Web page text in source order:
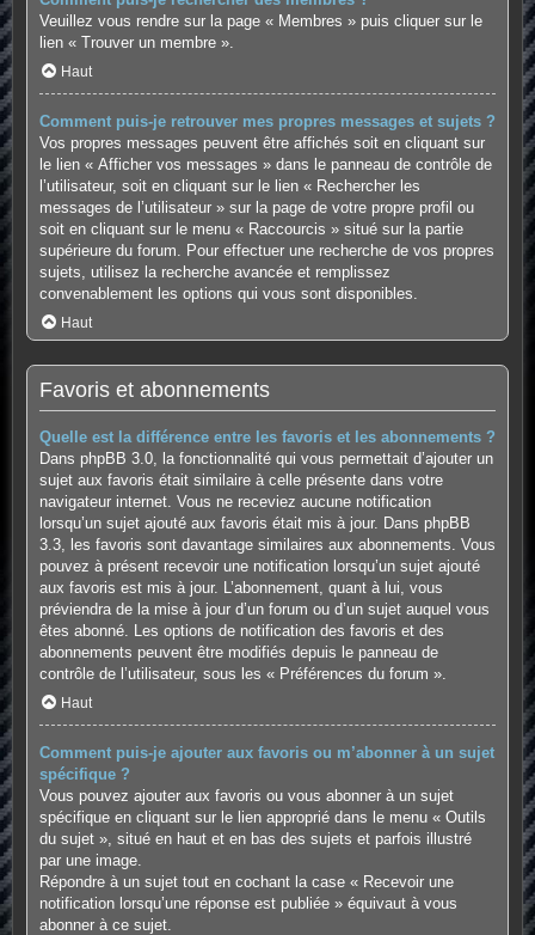
Veuillez vous rendre sur la page « Membres » puis cliquer sur le
lien « Trouver un membre ».
Haut
Comment puis-je retrouver mes propres messages et sujets ?
Vos propres messages peuvent être affichés soit en cliquant sur
le lien « Afficher vos messages » dans le panneau de contrôle de
l’utilisateur, soit en cliquant sur le lien « Rechercher les
messages de l’utilisateur » sur la page de votre propre profil ou
soit en cliquant sur le menu « Raccourcis » situé sur la partie
supérieure du forum. Pour effectuer une recherche de vos propres
sujets, utilisez la recherche avancée et remplissez
convenablement les options qui vous sont disponibles.
Haut
Favoris et abonnements
Quelle est la différence entre les favoris et les abonnements ?
Dans phpBB 3.0, la fonctionnalité qui vous permettait d’ajouter un
sujet aux favoris était similaire à celle présente dans votre
navigateur internet. Vous ne receviez aucune notification
lorsqu’un sujet ajouté aux favoris était mis à jour. Dans phpBB
3.3, les favoris sont davantage similaires aux abonnements. Vous
pouvez à présent recevoir une notification lorsqu’un sujet ajouté
aux favoris est mis à jour. L’abonnement, quant à lui, vous
préviendra de la mise à jour d’un forum ou d’un sujet auquel vous
êtes abonné. Les options de notification des favoris et des
abonnements peuvent être modifiés depuis le panneau de
contrôle de l’utilisateur, sous les « Préférences du forum ».
Haut
Comment puis-je ajouter aux favoris ou m’abonner à un sujet
spécifique ?
Vous pouvez ajouter aux favoris ou vous abonner à un sujet
spécifique en cliquant sur le lien approprié dans le menu « Outils
du sujet », situé en haut et en bas des sujets et parfois illustré
par une image.
Répondre à un sujet tout en cochant la case « Recevoir une
notification lorsqu’une réponse est publiée » équivaut à vous
abonner à ce sujet.